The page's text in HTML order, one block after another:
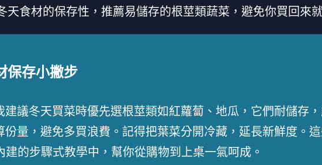
天食材的保存性，推薦易儲存的根莖類蔬菜，避免你買回來
保存小撇步
建議冬天買菜時優先選根莖類如紅蘿蔔、地瓜，它們耐儲存
份量，避免多買浪費。記得把葉菜分開冷藏，延長新鮮度。
建的步驟式教學中，幫你從購物到上桌一氣呵成。